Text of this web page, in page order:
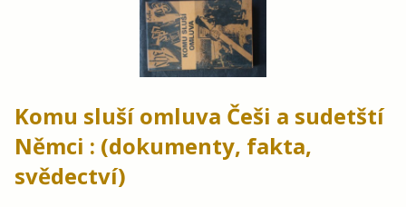
Komu sluší omluva Češi a sudetští
Němci : (dokumenty, fakta,
svědectví)